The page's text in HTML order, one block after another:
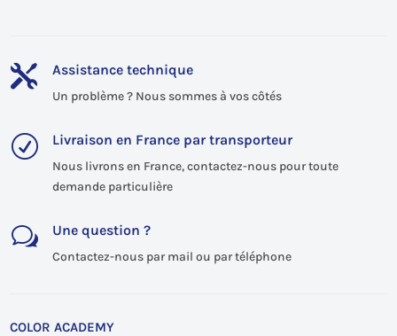
 Assistance technique
Un problème ? Nous sommes à vos côtés
R Livraison en France par transporteur
Nous livrons en France, contactez-nous pour toute
demande particulière
w Une question ?
Contactez-nous par mail ou par téléphone
COLOR ACADEMY